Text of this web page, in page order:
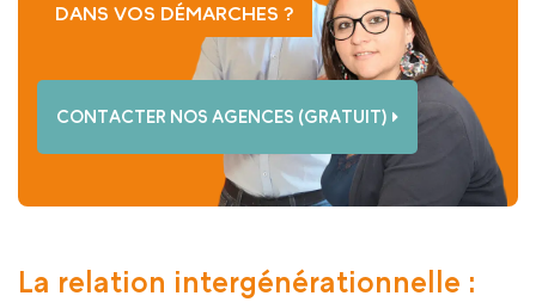
DANS VOS DÉMARCHES ?
CONTACTER NOS AGENCES (GRATUIT)
La relation intergénérationnelle :